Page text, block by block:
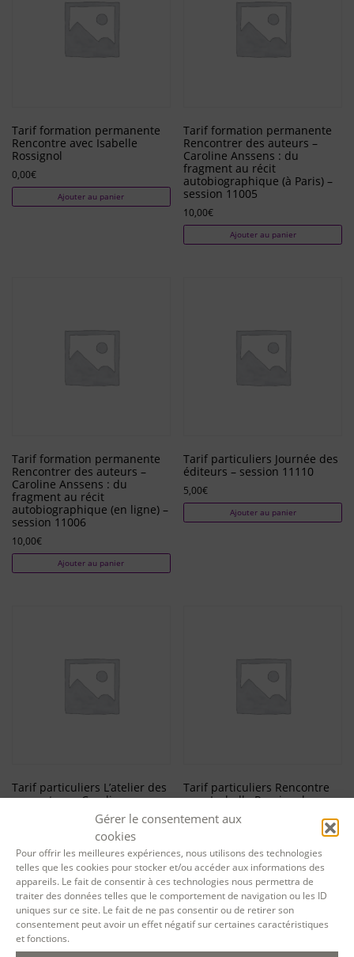
Gérer le consentement aux
cookies
Pour offrir les meilleures expériences, nous utilisons des technologies
telles que les cookies pour stocker et/ou accéder aux informations des
appareils. Le fait de consentir à ces technologies nous permettra de
traiter des données telles que le comportement de navigation ou les ID
uniques sur ce site. Le fait de ne pas consentir ou de retirer son
consentement peut avoir un effet négatif sur certaines caractéristiques
et fonctions.
Tarif formation permanente
Rencontre avec Isabelle
Rossignol
0,00€
Ajouter au panier
Tarif formation permanente
Rencontrer des auteurs –
Caroline Anssens : du
fragment au récit
autobiographique (à Paris) –
session 11005
10,00€
Ajouter au panier
Tarif formation permanente
Rencontrer des auteurs –
Caroline Anssens : du
fragment au récit
autobiographique (en ligne) –
session 11006
10,00€
Ajouter au panier
Tarif particuliers Journée des
éditeurs – session 11110
5,00€
Ajouter au panier
Tarif particuliers L’atelier des
rencontres – Caroline
Anssens : du fragment au
récit autobiographique –
20,00€
Ajouter au panier
Tarif particuliers Rencontre
avec Isabelle Rossignol –
session 10771
Ajouter au panier